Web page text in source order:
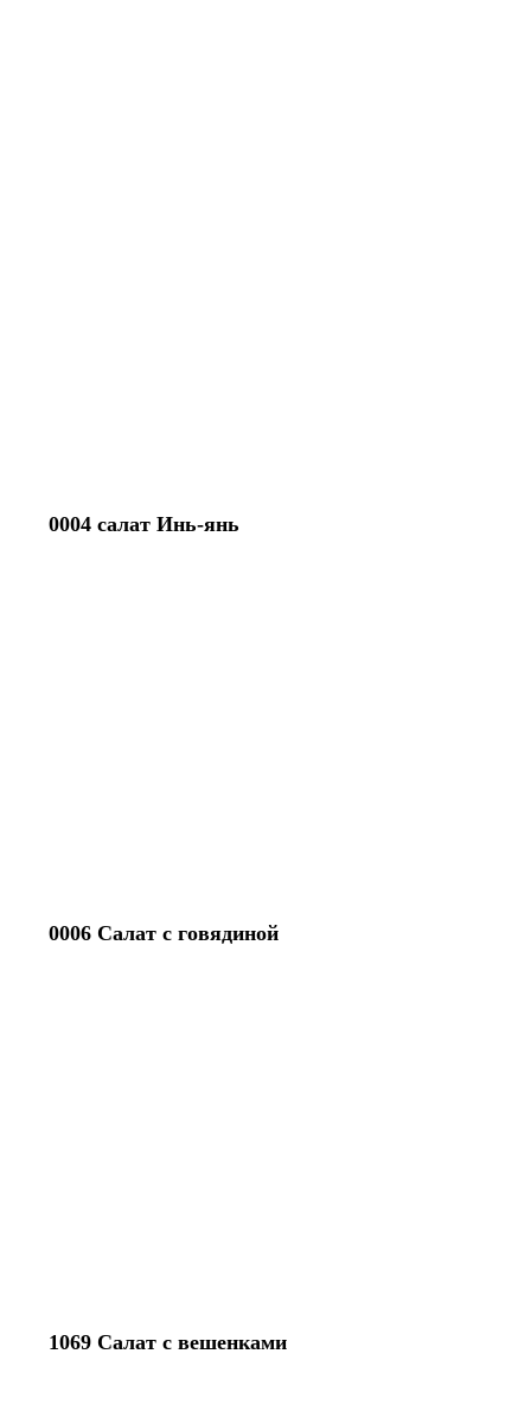
0004 салат Инь-янь
0006 Салат с говядиной
1069 Салат с вешенками